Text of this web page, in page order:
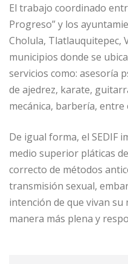
El trabajo coordinado
Progreso” y los
Cholula, Tlatlauquitepec,
municipios donde se
servicios como: asesoría
de ajedrez, karate,
mecánica, barbería, entre
De igual forma, el SEDIF
medio superior pláticas
correcto de métodos
transmisión sexual,
intención de que vivan
manera más plena y